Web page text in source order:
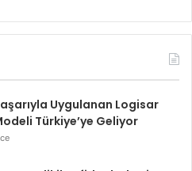
Uygulanan Logisar
Türkiye’ye Geliyor